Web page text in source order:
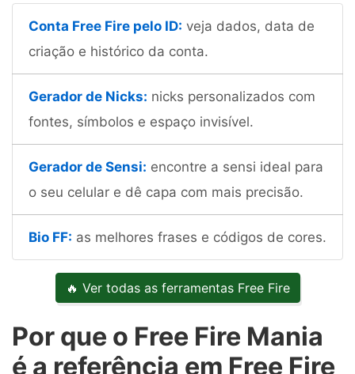
Conta Free Fire pelo ID: veja dados, data de
criação e histórico da conta.
Gerador de Nicks: nicks personalizados com
fontes, símbolos e espaço invisível.
Gerador de Sensi: encontre a sensi ideal para
o seu celular e dê capa com mais precisão.
Bio FF: as melhores frases e códigos de cores.
🔥 Ver todas as ferramentas Free Fire
Por que o Free Fire Mania
é a referência em Free Fire